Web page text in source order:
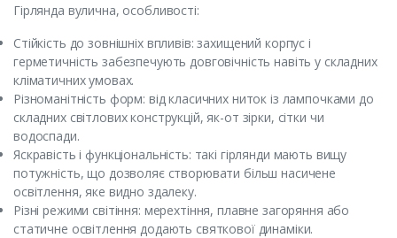
Гірлянда вулична, особливості:
Стійкість до зовнішніх впливів: захищений корпус і
герметичність забезпечують довговічність навіть у складних
кліматичних умовах.
Різноманітність форм: від класичних ниток із лампочками до
складних світлових конструкцій, як-от зірки, сітки чи
водоспади.
Яскравість і функціональність: такі гірлянди мають вищу
потужність, що дозволяє створювати більш насичене
освітлення, яке видно здалеку.
Різні режими світіння: мерехтіння, плавне загоряння або
статичне освітлення додають святкової динаміки.